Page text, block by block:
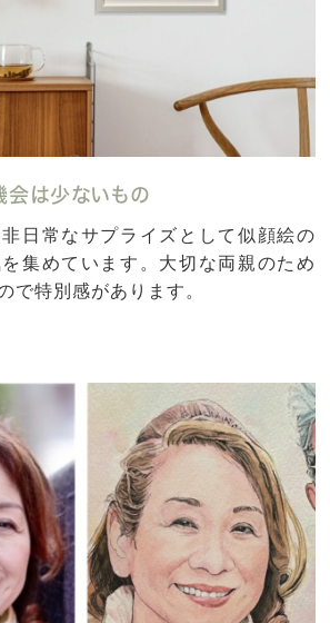
会は少ないもの
日常なサプライズとして似顔絵の
集めています。大切な両親のため
で特別感があります。